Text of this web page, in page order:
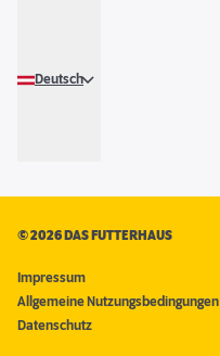
Deutsch
©2026 DAS FUTTERHAUS
Impressum
Allgemeine Nutzungsbedingungen
Datenschutz